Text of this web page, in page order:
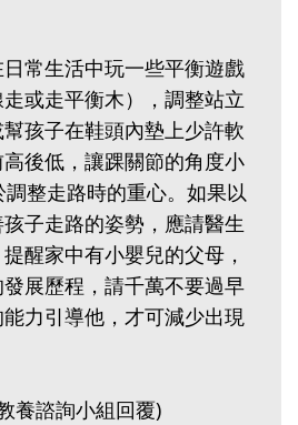
常生活中玩一些平衡遊戲
走或走平衡木），調整站立
孩子在鞋頭內墊上少許軟
後低，讓踝關節的角度小
整走路時的重心。如果以
子走路的姿勢，應請醫生
醒家中有小嬰兒的父母，
展歷程，請千萬不要過早
力引導他，才可減少出現
養諮詢小組回覆)